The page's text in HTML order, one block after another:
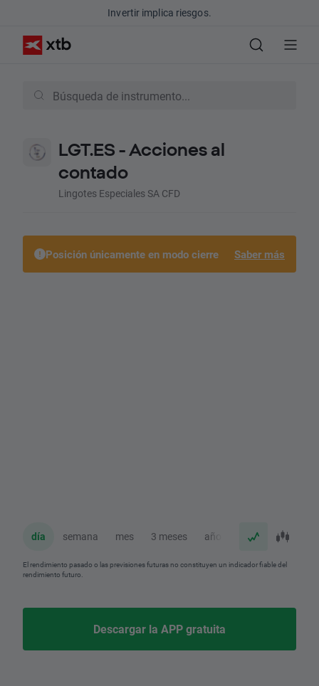
Invertir implica riesgos.
LGT.ES - Acciones al
contado
Lingotes Especiales SA CFD
Posición únicamente en modo cierre Saber más
día semana mes 3 meses año
El rendimiento pasado o las previsiones futuras no constituyen un indicador fiable del
rendimiento futuro.
Descargar la APP gratuita